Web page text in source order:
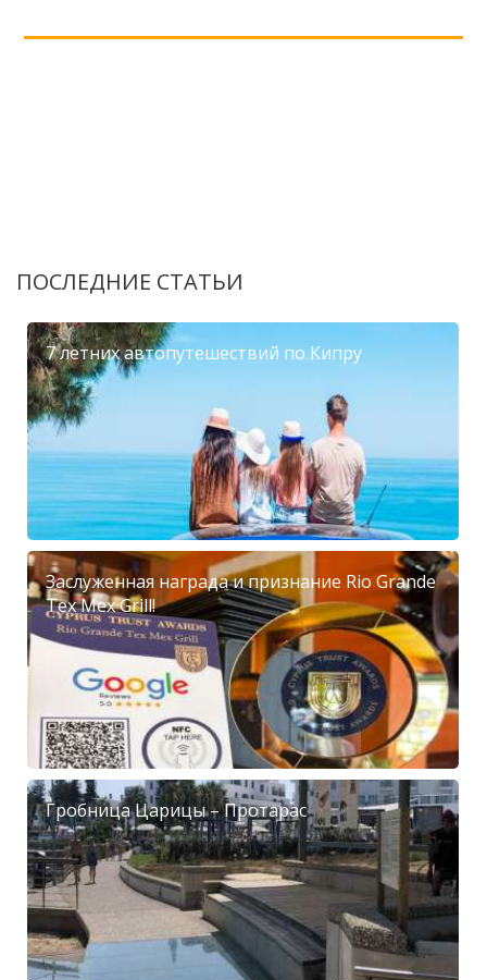
ПОСЛЕДНИЕ СТАТЬИ
7 летних автопутешествий по Кипру
Заслуженная награда и признание Rio Grande
Tex Mex Grill!
Гробница Царицы – Протарас